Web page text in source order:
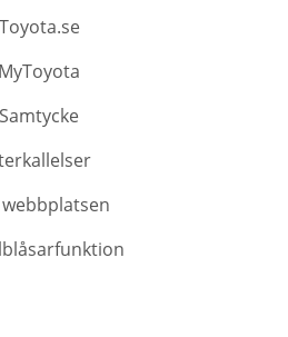
Toyota.se
MyToyota
Samtycke